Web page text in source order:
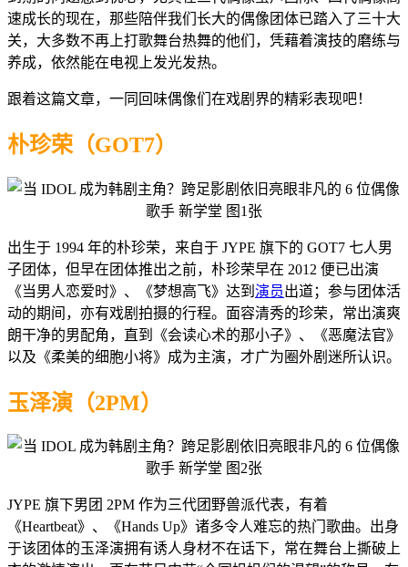
速成长的现在，那些陪伴我们长大的偶像团体已踏入了三十大
关，大多数不再上打歌舞台热舞的他们，凭藉着演技的磨练与
养成，依然能在电视上发光发热。
跟着这篇文章，一同回味偶像们在戏剧界的精彩表现吧！
朴珍荣（GOT7）
出生于 1994 年的朴珍荣，来自于 JYPE 旗下的 GOT7 七人男
子团体，但早在团体推出之前，朴珍荣早在 2012 便已出演
《当男人恋爱时》、《梦想高飞》达到 演员出道；参与团体活
动的期间，亦有戏剧拍摄的行程。面容清秀的珍荣，常出演爽
朗干净的男配角，直到《会读心术的那小子》、《恶魔法官》
以及《柔美的细胞小将》成为主演，才广为圈外剧迷所认识。
玉泽演（2PM）
JYPE 旗下男团 2PM 作为三代团野兽派代表，有着
《Heartbeat》、《Hands Up》诸多令人难忘的热门歌曲。出身
于该团体的玉泽演拥有诱人身材不在话下，常在舞台上撕破上